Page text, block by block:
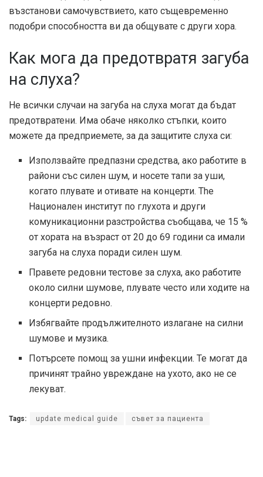
възстанови самочувствието, като същевременно
подобри способността ви да общувате с други хора.
Как мога да предотвратя загуба
на слуха?
Не всички случаи на загуба на слуха могат да бъдат
предотвратени. Има обаче няколко стъпки, които
можете да предприемете, за да защитите слуха си:
Използвайте предпазни средства, ако работите в
райони със силен шум, и носете тапи за уши,
когато плувате и отивате на концерти. The
Национален институт по глухота и други
комуникационни разстройства съобщава, че 15 %
от хората на възраст от 20 до 69 години са имали
загуба на слуха поради силен шум.
Правете редовни тестове за слуха, ако работите
около силни шумове, плувате често или ходите на
концерти редовно.
Избягвайте продължителното излагане на силни
шумове и музика.
Потърсете помощ за ушни инфекции. Те могат да
причинят трайно увреждане на ухото, ако не се
лекуват.
Tags: update medical guide съвет за пациента